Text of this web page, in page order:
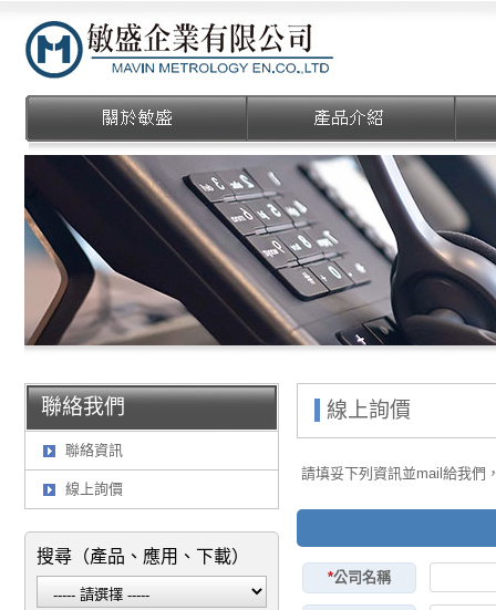
聯絡我們
聯絡資訊
線上詢價
搜尋（產品、應用、下載）
線上詢價
請填妥下列資訊並mail給我們
*公司名稱